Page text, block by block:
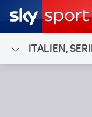
ITALIEN,